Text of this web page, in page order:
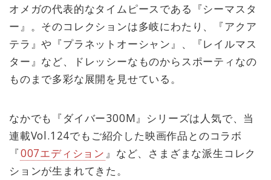
オメガの代表的なタイムピースである『シーマスタ
ー』。そのコレクションは多岐にわたり、『アクア
テラ』や『プラネットオーシャン』、『レイルマス
ター』など、ドレッシーなものからスポーティなの
ものまで多彩な展開を見せている。
なかでも『ダイバー300M』シリーズは人気で、当
連載Vol.124でもご紹介した映画作品とのコラボ
『007エディション 』など、さまざまな派生コレク
ションが生まれてきた。